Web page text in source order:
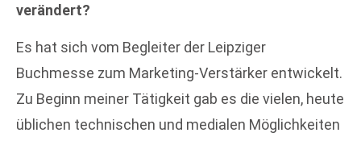
verändert?
Es hat sich vom Begleiter der Leipziger
Buchmesse zum Marketing-Verstärker entwickelt.
Zu Beginn meiner Tätigkeit gab es die vielen, heute
üblichen technischen und medialen Möglichkeiten